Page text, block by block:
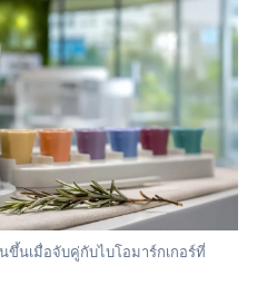
ขึ้นเมื่อจับคู่กับไบโอมาร์กเกอร์ที่